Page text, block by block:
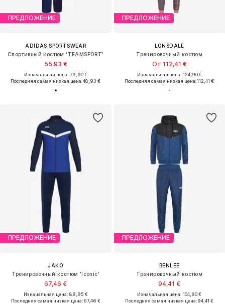
ПРЕДЛОЖЕНИЕ
ADIDAS SPORTSWEAR
Спортивный костюм 'TEAMSPORT'
55,93 €
Изначальная цена: 79,90 €
Последняя самая низкая цена:48,93 €
ПРЕДЛОЖЕНИЕ
LONSDALE
Тренировочный костюм
От 112,41 €
Изначальная цена: 124,90 €
Последняя самая низкая цена:112,41 €
ПРЕДЛОЖЕНИЕ
JAKO
Тренировочный костюм 'Iconic'
67,46 €
Изначальная цена: 89,95 €
Последняя самая низкая цена:67,46 €
ПРЕДЛОЖЕНИЕ
BENLEE
Тренировочный костюм
94,41 €
Изначальная цена: 104,90 €
Последняя самая низкая цена:94,41 €